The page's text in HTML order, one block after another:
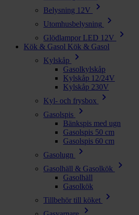
Belysning 12V chevron_right
Utomhusbelysning chevron_right
Glödlampor LED 12V chevron_right
Kök & Gasol Kök & Gasol
Kylskåp
chevron_right
Gasolkylskåp
Kylskåp 12/24V
Kylskåp 230V
Kyl- och frysbox
chevron_right
Gasolspis chevron_right
Bänkspis med ugn
Gasolspis 50 cm
Gasolspis 60 cm
Gasolugn
chevron_right
Gasolhäll & Gasolkök chevron_right
Gasolhäll
Gasolkök
Tillbehör till köket
chevron_right
chevron_right